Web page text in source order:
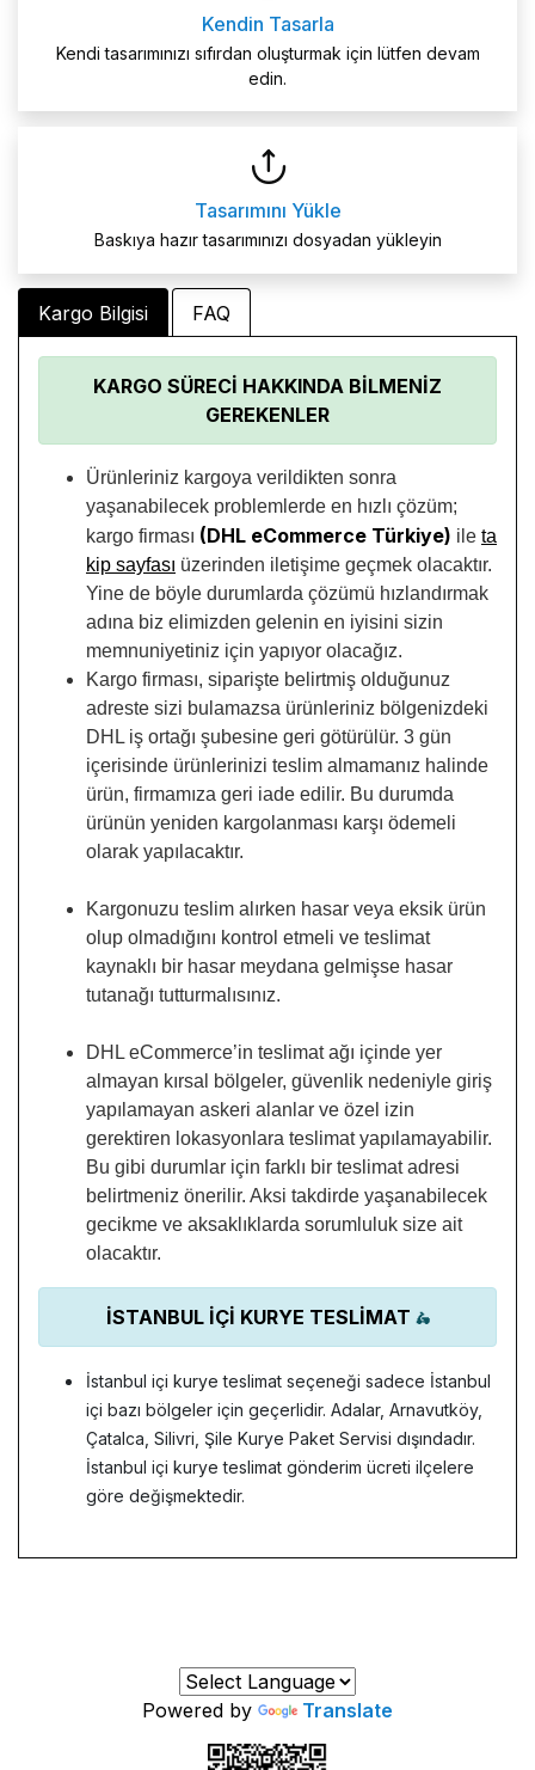
Kendin Tasarla
Kendi tasarımınızı sıfırdan oluşturmak için lütfen devam
edin.
Tasarımını Yükle
Baskıya hazır tasarımınızı dosyadan yükleyin
Kargo Bilgisi FAQ
KARGO SÜRECİ HAKKINDA BİLMENİZ
GEREKENLER
Ürünleriniz kargoya verildikten sonra
yaşanabilecek problemlerde en hızlı çözüm;
kargo firması (DHL eCommerce Türkiye) ile ta
kip sayfası üzerinden iletişime geçmek olacaktır.
Yine de böyle durumlarda çözümü hızlandırmak
adına biz elimizden gelenin en iyisini sizin
memnuniyetiniz için yapıyor olacağız.
Kargo firması, siparişte belirtmiş olduğunuz
adreste sizi bulamazsa ürünleriniz bölgenizdeki
DHL iş ortağı şubesine geri götürülür. 3 gün
içerisinde ürünlerinizi teslim almamanız halinde
ürün, firmamıza geri iade edilir. Bu durumda
ürünün yeniden kargolanması karşı ödemeli
olarak yapılacaktır.
Kargonuzu teslim alırken hasar veya eksik ürün
olup olmadığını kontrol etmeli ve teslimat
kaynaklı bir hasar meydana gelmişse hasar
tutanağı tutturmalısınız.
DHL eCommerce’in teslimat ağı içinde yer
almayan kırsal bölgeler, güvenlik nedeniyle giriş
yapılamayan askeri alanlar ve özel izin
gerektiren lokasyonlara teslimat yapılamayabilir.
Bu gibi durumlar için farklı bir teslimat adresi
belirtmeniz önerilir. Aksi takdirde yaşanabilecek
gecikme ve aksaklıklarda sorumluluk size ait
olacaktır.
İSTANBUL İÇİ KURYE TESLİMAT 🛵
İstanbul içi kurye teslimat seçeneği sadece İstanbul
içi bazı bölgeler için geçerlidir. Adalar, Arnavutköy,
Çatalca, Silivri, Şile Kurye Paket Servisi dışındadır.
İstanbul içi kurye teslimat gönderim ücreti ilçelere
göre değişmektedir.
Powered by Translate